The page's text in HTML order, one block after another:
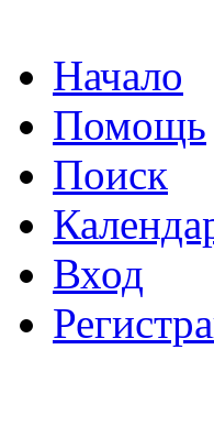
Начало
Помощь
Поиск
Вход